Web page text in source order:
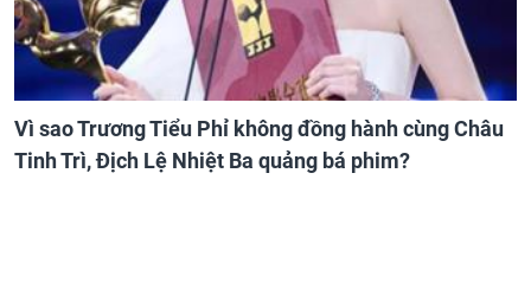
Vì sao Trương Tiểu Phỉ không đồng hành cùng Châu
Tinh Trì, Địch Lệ Nhiệt Ba quảng bá phim?